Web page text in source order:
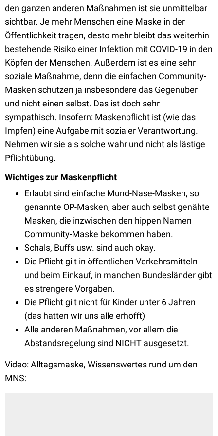
den ganzen anderen Maßnahmen ist sie unmittelbar
sichtbar. Je mehr Menschen eine Maske in der
Öffentlichkeit tragen, desto mehr bleibt das weiterhin
bestehende Risiko einer Infektion mit COVID-19 in den
Köpfen der Menschen. Außerdem ist es eine sehr
soziale Maßnahme, denn die einfachen Community-
Masken schützen ja insbesondere das Gegenüber
und nicht einen selbst. Das ist doch sehr
sympathisch. Insofern: Maskenpflicht ist (wie das
Impfen) eine Aufgabe mit sozialer Verantwortung.
Nehmen wir sie als solche wahr und nicht als lästige
Pflichtübung.
Wichtiges zur Maskenpflicht
Erlaubt sind einfache Mund-Nase-Masken, so
genannte OP-Masken, aber auch selbst genähte
Masken, die inzwischen den hippen Namen
Community-Maske bekommen haben.
Schals, Buffs usw. sind auch okay.
Die Pflicht gilt in öffentlichen Verkehrsmitteln
und beim Einkauf, in manchen Bundesländer gibt
es strengere Vorgaben.
Die Pflicht gilt nicht für Kinder unter 6 Jahren
(das hatten wir uns alle erhofft)
Alle anderen Maßnahmen, vor allem die
Abstandsregelung sind NICHT ausgesetzt.
Video: Alltagsmaske, Wissenswertes rund um den
MNS: